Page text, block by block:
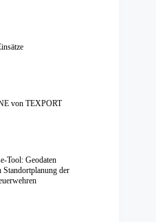
von TEXPORT
Tool: Geodaten
Standortplanung der